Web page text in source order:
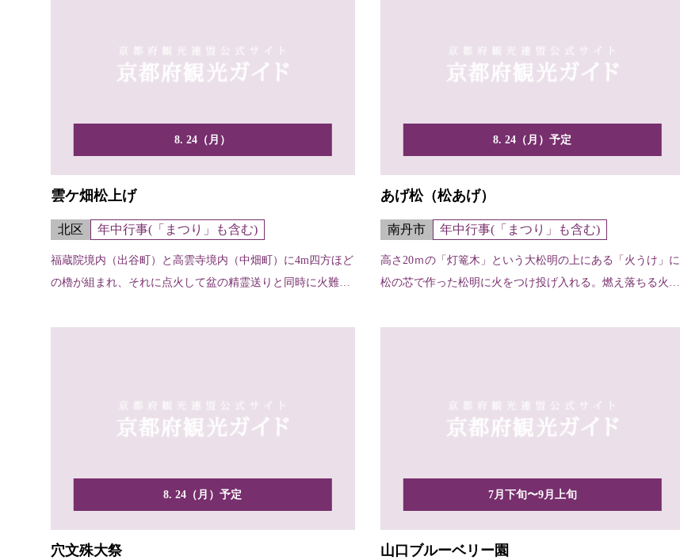
8. 24（月）
雲ケ畑松上げ
北区 年中行事(「まつり」も含む)
福蔵院境内（出谷町）と高雲寺境内（中畑町）に4m四方ほど
の櫓が組まれ、それに点火して盆の精霊送りと同時に火難除
8. 24（月）予定
あげ松（松あげ）
南丹市 年中行事(「まつり」も含む)
高さ20ｍの「灯篭木」という大松明の上にある「火うけ」に
松の芯で作った松明に火をつけ投げ入れる。燃え落ちる火が
8. 24（月）予定
穴文殊大祭
7月下旬〜9月上旬
山口ブルーベリー園